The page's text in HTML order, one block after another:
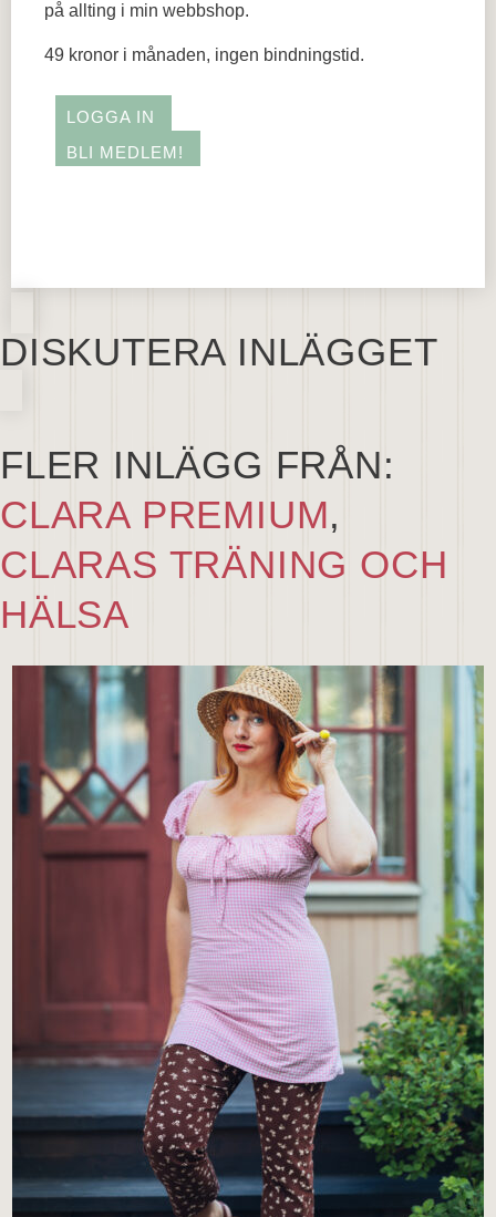
på allting i min webbshop.
49 kronor i månaden, ingen bindningstid.
LOGGA IN
BLI MEDLEM!
DISKUTERA INLÄGGET
FLER INLÄGG FRÅN:
CLARA PREMIUM,
CLARAS TRÄNING OCH
HÄLSA